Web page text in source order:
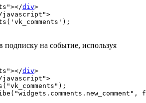
></div>
>
подписку на событие, используя
></div>
>